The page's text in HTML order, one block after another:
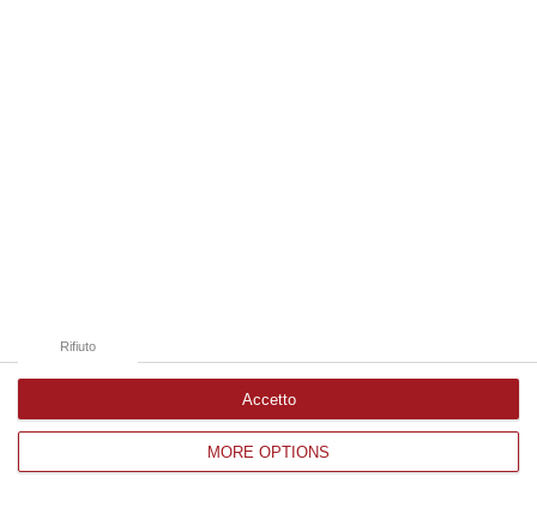
MORE OPTIONS
Rifiuto
Accetto
Corriere delle Calabria è una testata giornalistica di News&Com S.r.l